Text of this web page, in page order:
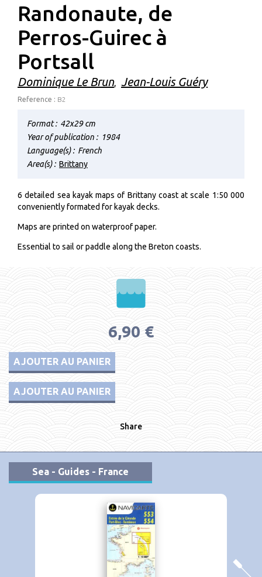
Randonaute, de
Perros-Guirec à
Portsall
Dominique Le Brun, Jean-Louis Guéry
Reference : B2
Format : 42x29 cm
Year of publication : 1984
Language(s) : French
Area(s) : Brittany
6 detailed sea kayak maps of Brittany coast at scale 1:50 000
conveniently formated for kayak decks.
Maps are printed on waterproof paper.
Essential to sail or paddle along the Breton coasts.
6,90 €
AJOUTER AU PANIER
AJOUTER AU PANIER
Share
Sea - Guides - France